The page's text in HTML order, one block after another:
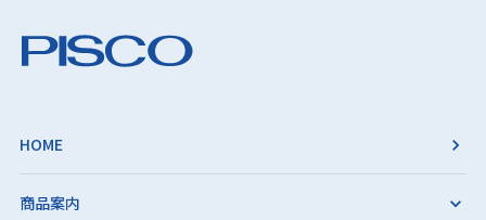
HOME
商品案内